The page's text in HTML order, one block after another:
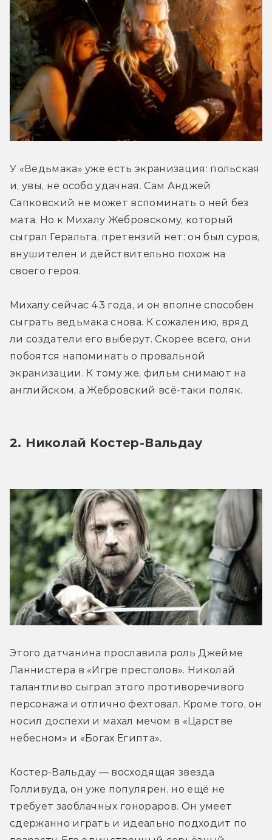
У «Ведьмака» уже есть экранизация: польская
и, увы, не особо удачная. Сам Анджей
Сапковский не может вспоминать о ней без
мата. Но к Михалу Жебровскому, который
сыграл Геральта, претензий нет: он был суров,
внушителен и действительно похож на
своего героя.
Михалу сейчас 43 года, и он вполне способен
сыграть ведьмака снова. К сожалению, вряд
ли создатели его выберут. Скорее всего, они
побоятся напоминать о провальной
экранизации. К тому же, фильм снимают на
английском, а Жебровский всё-таки поляк.
2. Николай Костер-Вальдау
Этого датчанина прославила роль Джейме
Ланнистера в «Игре престолов». Николай
талантливо сыграл этого противоречивого
персонажа и отлично фехтовал. Кроме того, он
носил доспехи и махал мечом в «Царстве
небесном» и «Богах Египта».
Костер-Вальдау — восходящая звезда
Голливуда, он уже популярен, но ещё не
требует заоблачных гонораров. Он умеет
сдержанно играть и идеально подходит по